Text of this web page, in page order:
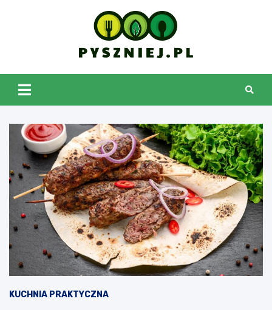
pyszniej.pl
KUCHNIA PRAKTYCZNA